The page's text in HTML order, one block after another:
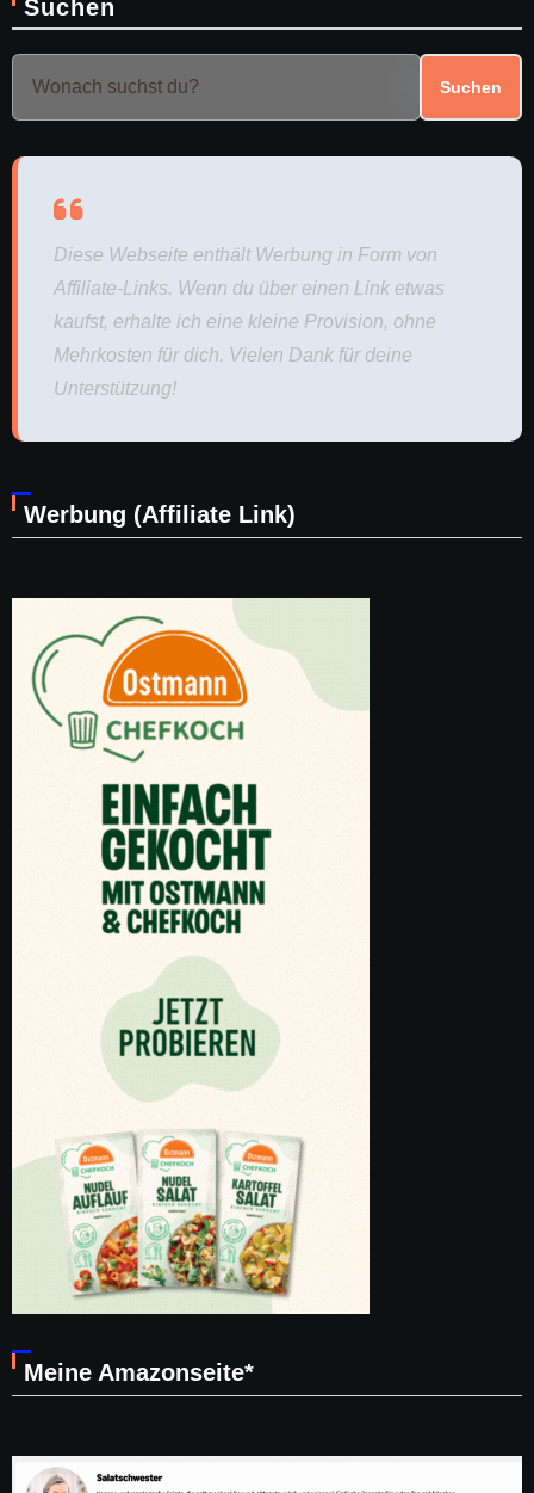
Suchen
Suchen
Diese Webseite enthält Werbung in Form von
Affiliate-Links. Wenn du über einen Link etwas
kaufst, erhalte ich eine kleine Provision, ohne
Mehrkosten für dich. Vielen Dank für deine
Unterstützung!
Werbung (Affiliate Link)
Meine Amazonseite*